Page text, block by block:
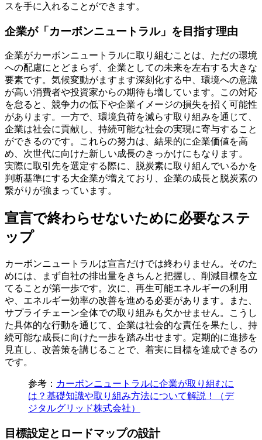
スを手に入れることができます。
企業が「カーボンニュートラル」を目指す理由
企業がカーボンニュートラルに取り組むことは、ただの環境
への配慮にとどまらず、企業としての未来を左右する大きな
要素です。気候変動がますます深刻化する中、環境への意識
が高い消費者や投資家からの期待も増しています。この対応
を怠ると、競争力の低下や企業イメージの損失を招く可能性
があります。一方で、環境負荷を減らす取り組みを通じて、
企業は社会に貢献し、持続可能な社会の実現に寄与すること
ができるのです。これらの努力は、結果的に企業価値を高
め、次世代に向けた新しい成長のきっかけにもなります。
実際に取引先を選定する際に、脱炭素に取り組んでいるかを
判断基準にする大企業が増えており、企業の成長と脱炭素の
繋がりが強まっています。
宣言で終わらせないために必要なステ
ップ
カーボンニュートラルは宣言だけでは終わりません。そのた
めには、まず自社の排出量をきちんと把握し、削減目標を立
てることが第一歩です。次に、再生可能エネルギーの利用
や、エネルギー効率の改善を進める必要があります。また、
サプライチェーン全体での取り組みも欠かせません。こうし
た具体的な行動を通じて、企業は社会的な責任を果たし、持
続可能な成長に向けた一歩を踏み出せます。定期的に進捗を
見直し、改善策を講じることで、着実に目標を達成できるの
です。
参考： カーボンニュートラルに企業が取り組むに
は？基礎知識や取り組み方法について解説！（デ
ジタルグリッド株式会社）
目標設定とロードマップの設計